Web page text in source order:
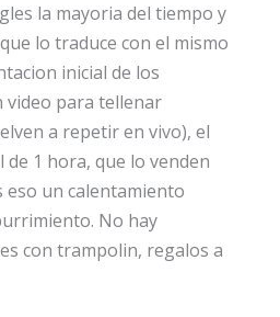
la mayoria del tiempo y
lo traduce con el mismo
inicial de los
video para tellenar
a repetir en vivo), el
1 hora, que lo venden
eso un calentamiento
No hay
con trampolin, regalos a